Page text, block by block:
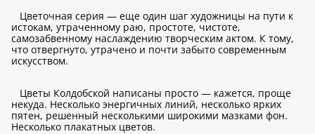
Цветочная серия — еще один шаг художницы на пути к
истокам, утраченному раю, простоте, чистоте,
самозабвенному наслаждению творческим актом. К тому,
что отвергнуто, утрачено и почти забыто современным
искусством.
Цветы Колдобской написаны просто — кажется, проще
некуда. Несколько энергичных линий, несколько ярких
пятен, решенный несколькими широкими мазками фон.
Несколько плакатных цветов.